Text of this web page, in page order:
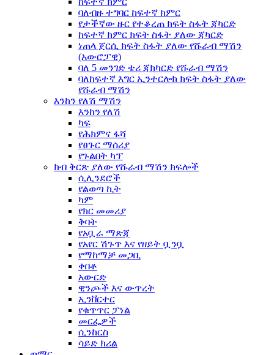
ባለብዙ ተግባር ከፍተኛ ክምር
የታችኛው ዙር የተቆረጠ ክፍት ስፋት ጃካርድ
ከፍተኛ ክምር ክፍት ስፋት ያለው ጃካርድ
ነጠላ ጀርሲ ክፍት ስፋት ያለው የሹራብ ማሽን
(አውሮፓዊ)
ባለ 5 መንገድ ቴሪ ጃክካርድ የሹራብ ማሽን
ባለከፍተኛ እግር ኢንተርሎክ ክፍት ስፋት ያለው
የሹራብ ማሽን
እንከን የለሽ ማሽን
እንከን የለሽ
ካፍ
የሕክምና ፋሻ
የፀጉር ማሰሪያ
የጉልበት ካፕ
ክብ ቅርጽ ያለው የሹራብ ማሽን ክፍሎች
ሲሊንደሮች
የልወጣ ኪት
ካም
የክር መመሪያ
ቅባት
የአቧራ ማጽጃ
የአየር ሽጉጥ እና የዘይት ቧንቧ
የማከማቻ መጋቢ
ቀበቶ
አውርድ
ዊንጮች እና ውጥረት
ኢንቨርተር
የቁጥጥር ፓነል
መርፌዎች
ሲንከርስ
ሳይድ ክሪል